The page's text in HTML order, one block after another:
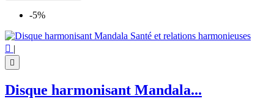
-5%
 |

Disque harmonisant Mandala...